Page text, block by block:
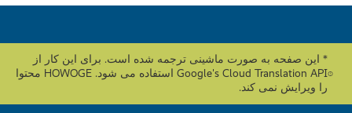
* این صفحه به صورت ماشینی ترجمه شده است. برای این کار از
Google's Cloud Translation API استفاده می شود. HOWOGE محتوا
را ویرایش نمی کند.